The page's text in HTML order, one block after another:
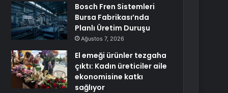
Bosch Fren Sistemleri
Bursa Fabrikası’nda
Planlı Üretim Duruşu
Ağustos 7, 2026
El emeği ürünler tezgaha
çıktı: Kadın üreticiler aile
ekonomisine katkı
sağlıyor